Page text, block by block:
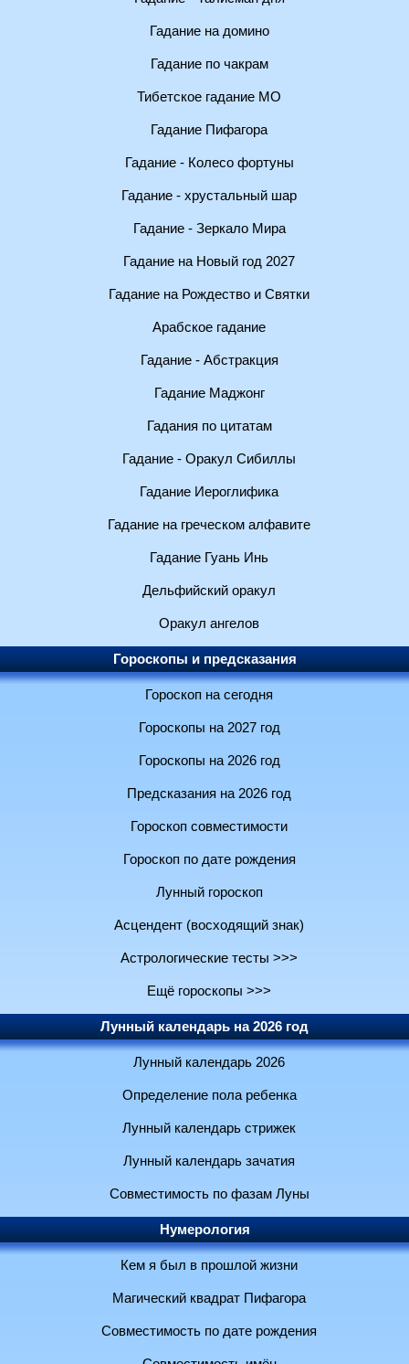
Гадание на домино
Гадание по чакрам
Тибетское гадание МО
Гадание Пифагора
Гадание - Колесо фортуны
Гадание - хрустальный шар
Гадание - Зеркало Мира
Гадание на Новый год 2027
Гадание на Рождество и Святки
Арабское гадание
Гадание - Абстракция
Гадание Маджонг
Гадания по цитатам
Гадание - Оракул Сибиллы
Гадание Иероглифика
Гадание на греческом алфавите
Гадание Гуань Инь
Дельфийский оракул
Оракул ангелов
Гороскопы и предсказания
Гороскоп на сегодня
Гороскопы на 2027 год
Гороскопы на 2026 год
Предсказания на 2026 год
Гороскоп совместимости
Гороскоп по дате рождения
Лунный гороскоп
Асцендент (восходящий знак)
Астрологические тесты >>>
Ещё гороскопы >>>
Лунный календарь на 2026 год
Лунный календарь 2026
Определение пола ребенка
Лунный календарь стрижек
Лунный календарь зачатия
Совместимость по фазам Луны
Нумерология
Кем я был в прошлой жизни
Магический квадрат Пифагора
Совместимость по дате рождения